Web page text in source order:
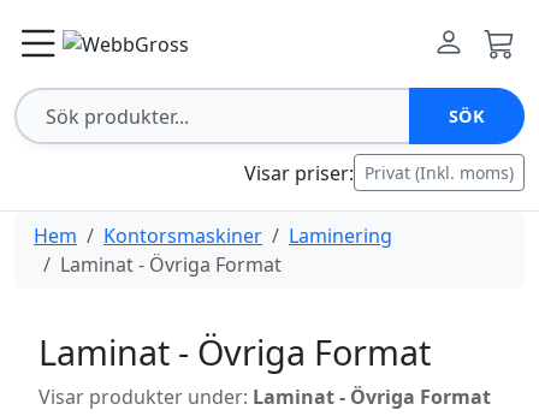
SÖK
Visar priser: Privat (Inkl. moms)
Hem Kontorsmaskiner
Laminering
Laminat - Övriga Format
Laminat - Övriga Format
Visar produkter under: Laminat - Övriga Format